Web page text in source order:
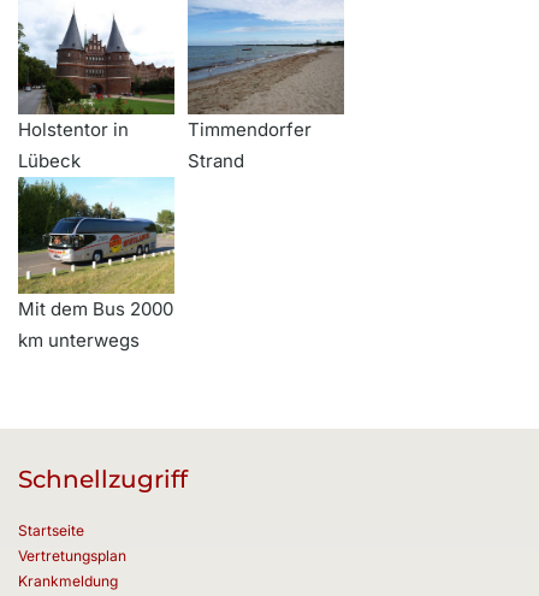
Holstentor in
Lübeck
Timmendorfer
Strand
Mit dem Bus 2000
km unterwegs
Schnellzugriff
Startseite
Vertretungsplan
Krankmeldung